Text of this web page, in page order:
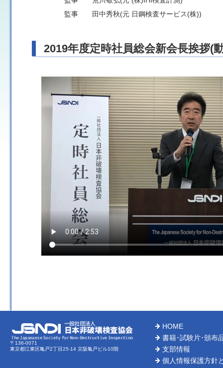
監事 田中秀秋(元 日鋼検査サービス(株))
2019年度定時社員総会新会長挨拶(
〒136-0071
東京都江東区亀戸2丁目25-14 京阪亀戸ビル10階
HOME
書籍･試験片･頒布
支部情報
個人情報保護方針